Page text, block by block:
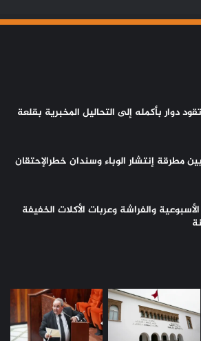
دوار بأكمله إلى التحاليل المخبرية بقلعة
مطرقة إنتشار الوباء وسندان خطرالإحتقان
والفراشة وعربات الأكلات الخفيفة